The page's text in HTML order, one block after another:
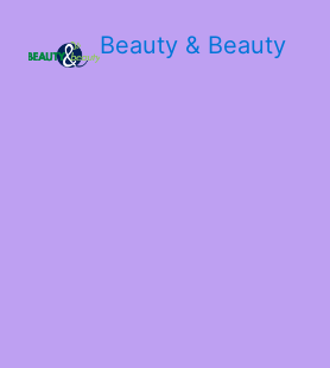
Beauty & Beauty